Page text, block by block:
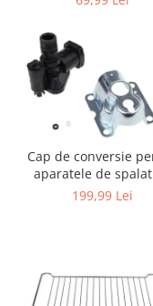
Igiena si ingrijire
Jucarii si Jocuri
Maternitate
Petshop
Accesorii animale de
Acvaristica
Castroane si adapatori
Igiena animale de
Mobila si transport
PC, Periferice &
Componente PC
Cap de conversie
aparatele de
presiune KARCHER
199,99 Lei